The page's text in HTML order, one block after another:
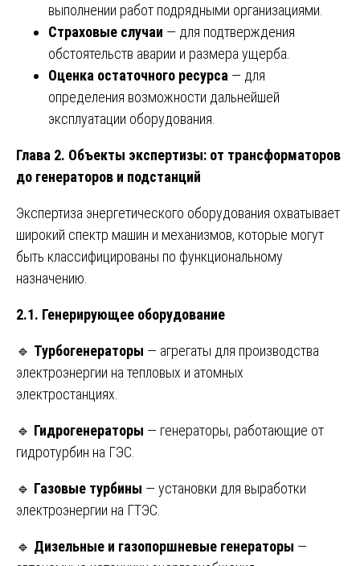
выполнении работ подрядными организациями.
Страховые случаи — для подтверждения
обстоятельств аварии и размера ущерба.
Оценка остаточного ресурса — для
определения возможности дальнейшей
эксплуатации оборудования.
Глава 2. Объекты экспертизы: от трансформаторов
до генераторов и подстанций
Экспертиза энергетического оборудования охватывает
широкий спектр машин и механизмов, которые могут
быть классифицированы по функциональному
назначению.
2.1. Генерирующее оборудование
🔹 Турбогенераторы — агрегаты для производства
электроэнергии на тепловых и атомных
электростанциях.
🔹 Гидрогенераторы — генераторы, работающие от
гидротурбин на ГЭС.
🔹 Газовые турбины — установки для выработки
электроэнергии на ГТЭС.
🔹 Дизельные и газопоршневые генераторы —